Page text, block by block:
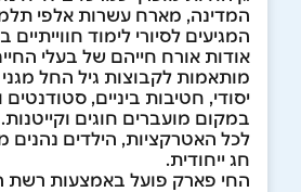
המדינה, מארח עשרות אלפי
המגיעים לסיורי לימוד
אודות אורח חייהם של בעלי
מותאמות לקבוצות גיל החל
יסודי, חטיבות ביניים, סטודנטים
במקום מועברים חוגים
לכל האטרקציות, הילדים נהנים
חג ייחודית.
החי פארק פועל באמצעות רשת